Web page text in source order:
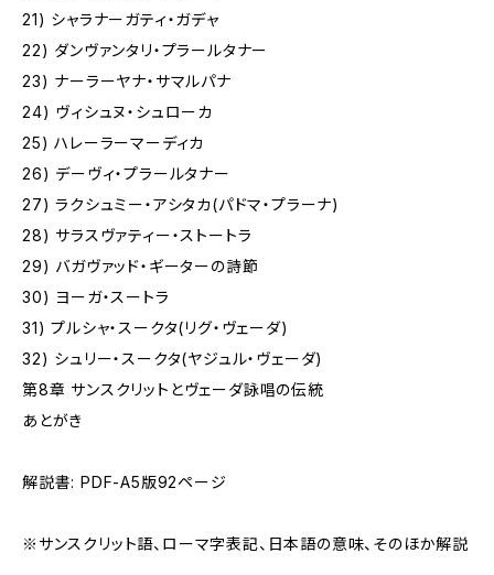
21) シャラナーガティ・ガデャ
22) ダンヴァンタリ・プラールタナー
23) ナーラーヤナ・サマルパナ
24) ヴィシュヌ・シュローカ
25) ハレーラーマーディカ
26) デーヴィ・プラールタナー
27) ラクシュミー・アシタカ(パドマ・プラーナ)
28) サラスヴァティー・ストートラ
29) バガヴァッド・ギーターの詩節
30) ヨーガ・スートラ
31) プルシャ・スークタ(リグ・ヴェーダ)
32) シュリー・スークタ(ヤジュル・ヴェーダ)
第8章 サンスクリットとヴェーダ詠唱の伝統
あとがき
解説書: PDF-A5版92ページ
※サンスクリット語、ローマ字表記、日本語の意味、そのほか解説